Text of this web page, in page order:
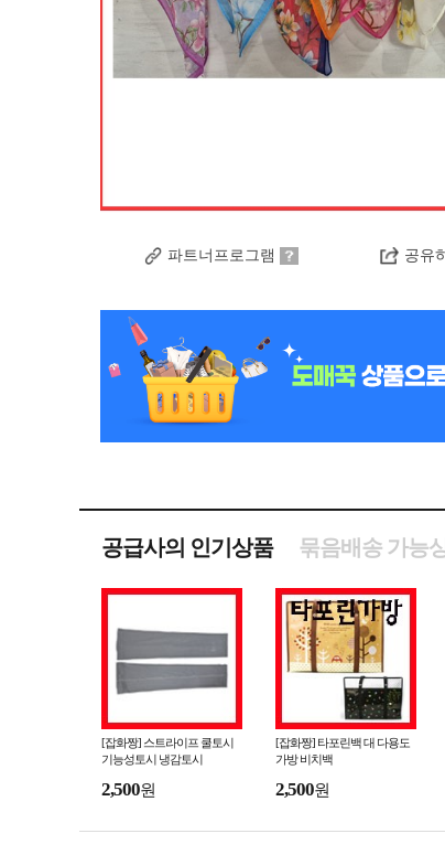
파트너프로그램 공유
공급사의 인기상품 묶음배송 가능
[잡화짱] 스트라이프 쿨토시
기능성토시 냉감토시
2,500원
[잡화짱] 타포린백 대 다용도
가방 비치백
2,500원